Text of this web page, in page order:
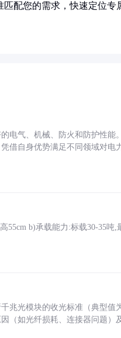
配您的需求，快速定位专
电气、机械、防火和防护性能
借自身优势满足不同领域对电
55cm b)承载能力:标载30-35吨,
兆光模块的收光标准（典型值
（如光纤损耗、连接器问题）